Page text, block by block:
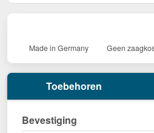
Made in Germany Geen
Toebehoren
Bevestiging